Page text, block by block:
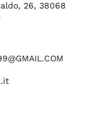
26, 38068